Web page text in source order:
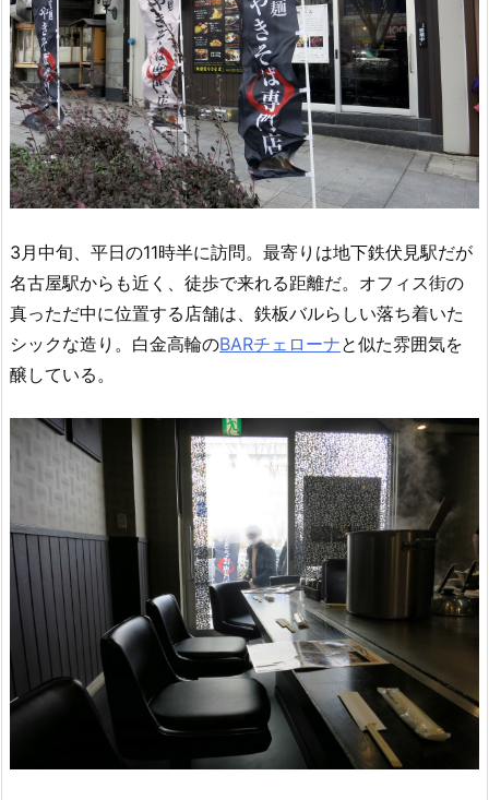
3月中旬、平日の11時半に訪問。最寄りは地下鉄伏見駅だが
名古屋駅からも近く、徒歩で来れる距離だ。オフィス街の
真っただ中に位置する店舗は、鉄板バルらしい落ち着いた
シックな造り。白金高輪のBARチェローナと似た雰囲気を
醸している。